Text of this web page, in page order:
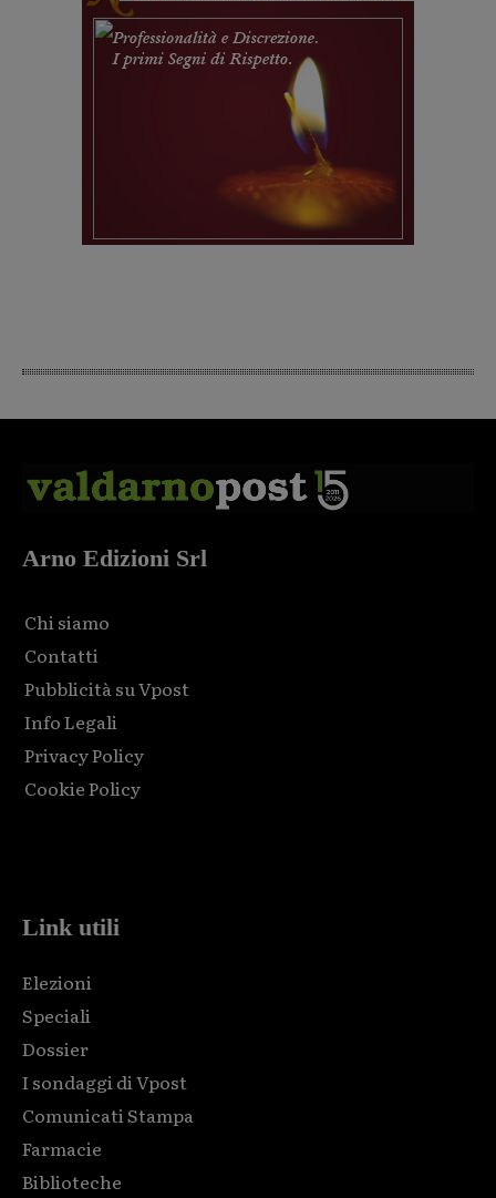
Arno Edizioni Srl
Chi siamo
Contatti
Pubblicità su Vpost
Info Legali
Privacy Policy
Cookie Policy
Link utili
Elezioni
Speciali
Dossier
I sondaggi di Vpost
Comunicati Stampa
Farmacie
Biblioteche